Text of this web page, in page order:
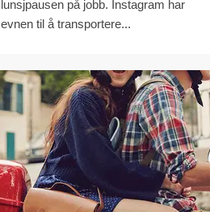
lunsjpausen på jobb. Instagram har
evnen til å transportere...